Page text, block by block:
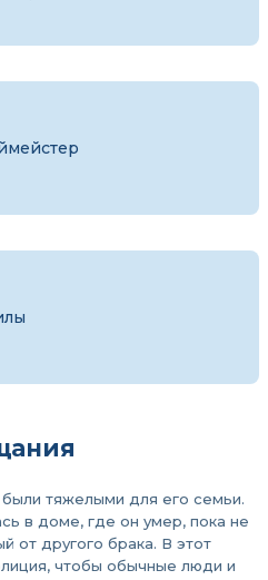
тяжелыми для его семьи.
в доме, где он умер, пока не
от другого брака. В этот
чтобы обычные люди и